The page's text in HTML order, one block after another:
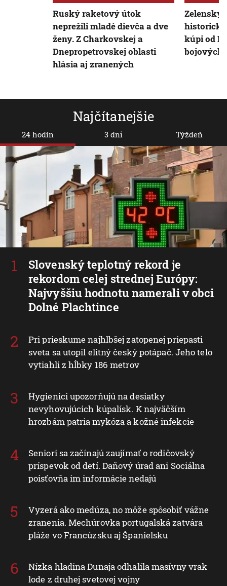
Najčítanejšie
24 hodín
Slovenský teplotný rekord je
rekordom celej strednej Európy:
Najvyššiu hodnotu namerali v obci
Dolné Plachtince
Pri prieskume najhlbšej zatopenej priepasti
sveta sa utopil elitný český potápač. Jeho telo
vytiahli z hĺbky 186 metrov
Hygienici upozorňujú na desiatky
nevyhovujúcich kúpalísk. K najväčším
hrozbám patria mykóza a kožné infekcie
Seniori sa začínajú zaujímať o rodičovský
príspevok od detí. Daňový úrad ani Sociálna
poisťovňa im informácie nedajú
Vyzerá ako medúza, no môže spôsobiť vážne
zranenia. Mechúrovka portugalská zatvára
pláže vo Francúzsku aj Španielsku
Nízka hladina Dunaja odhalila masívny vrak
lode z druhej svetovej vojny
3 dni Týždeň
Ruský raketový útok
neprežili mladé dievča a dve
ženy. Z Charkovskej a
Dnepropetrovskej oblasti
hlásia aj zranených
kúpi od
bojových